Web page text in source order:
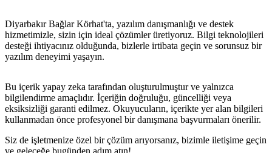
Diyarbakır Bağlar Körhat'ta, yazılım danışmanlığı ve destek
hizmetimizle, sizin için ideal çözümler üretiyoruz. Bilgi teknolojileri
desteği ihtiyacınız olduğunda, bizlerle irtibata geçin ve sorunsuz bir
yazılım deneyimi yaşayın.
Bu içerik yapay zeka tarafından oluşturulmuştur ve yalnızca
bilgilendirme amaçlıdır. İçeriğin doğruluğu, güncelliği veya
eksiksizliği garanti edilmez. Okuyucuların, içerikte yer alan bilgileri
kullanmadan önce profesyonel bir danışmana başvurmaları önerilir.
Siz de işletmenize özel bir çözüm arıyorsanız, bizimle iletişime geçin
ve geleceğe bugünden adım atın!